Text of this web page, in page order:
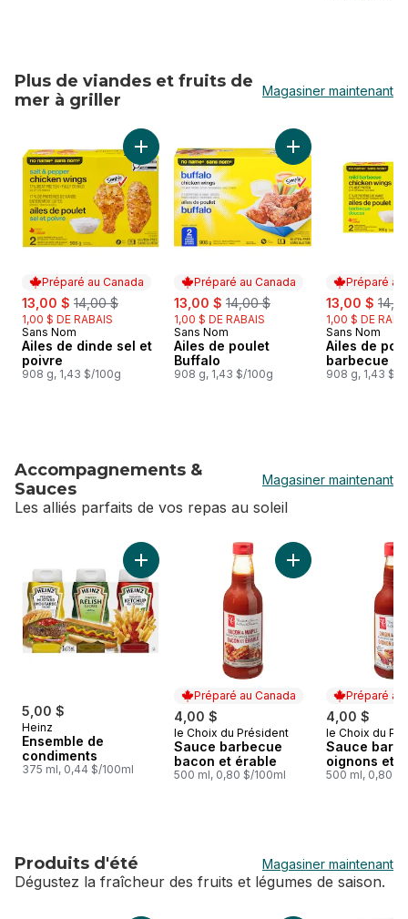
Plus de viandes et fruits de
mer à griller
Magasiner maintenant
sauter Plus de viandes et fruits de mer à griller
Préparé au Canada
sale:
13,00 $ , formerly:
14,00 $
1,00 $ DE RABAIS
Préparé au Canada
Sans Nom
Ailes de dinde sel et
poivre
908 g, 1,43 $/100g
Ajouter Ailes de dinde sel et poivre au
Préparé au Canada
sale:
13,00 $ , formerly:
14,00 $
1,00 $ DE RABAIS
Préparé au Canada
Sans Nom
Ailes de poulet
Buffalo
908 g, 1,43 $/100g
Ajouter Ailes de
Préparé au
sale:
13,00 $ ,
1,00 $ DE
Préparé au
Sans Nom
Ailes de
barbecue
908 g, 1,43 $/
Accompagnements &
Sauces
Magasiner maintenant
Les alliés parfaits de vos repas au soleil
sauter Accompagnements & Sauces
5,00 $
Heinz
Ensemble de
condiments
375 ml, 0,44 $/100ml
Ajouter Ensemble de condiments au panier
Préparé au Canada
4,00 $
Préparé au Canada
le Choix du Président
Sauce barbecue
bacon et érable
500 ml, 0,80 $/100ml
Ajouter Sauce
Préparé au
4,00 $
Préparé au
le Choix du
Sauce
oignons et
500 ml, 0,80
Produits d'été Magasiner maintenant
Dégustez la fraîcheur des fruits et légumes de saison.